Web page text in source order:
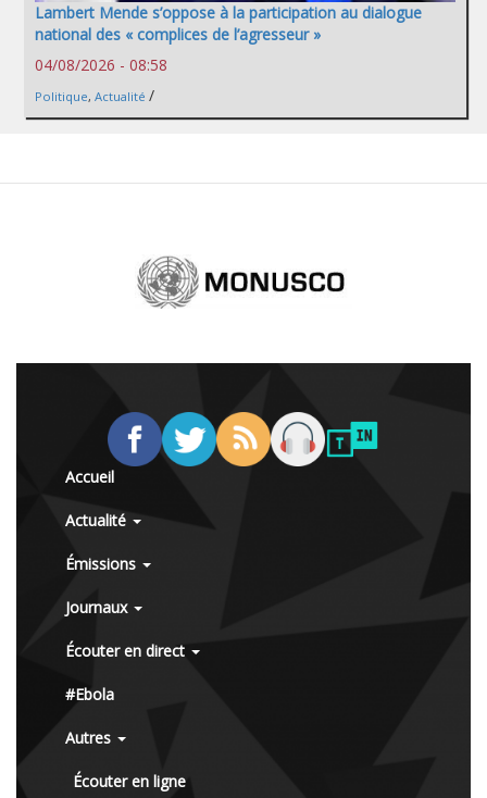
Lambert Mende s’oppose à la participation au dialogue
national des « complices de l’agresseur »
04/08/2026 - 08:58
Politique, Actualité /
Accueil
Actualité
Émissions
Journaux
Écouter en direct
#Ebola
Autres
Écouter en ligne